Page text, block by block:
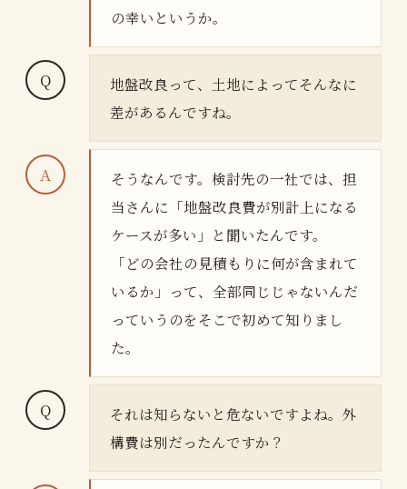
の幸いというか。
地盤改良って、土地によってそんなに
差があるんですね。
そうなんです。検討先の一社では、担
当さんに「地盤改良費が別計上になる
ケースが多い」と聞いたんです。
「どの会社の見積もりに何が含まれて
いるか」って、全部同じじゃないんだ
っていうのをそこで初めて知りまし
た。
それは知らないと危ないですよね。外
構費は別だったんですか？